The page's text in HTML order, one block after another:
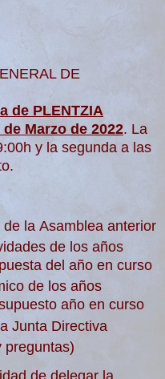
DE
de PLENTZIA
Marzo de 2022. La
y la segunda a las
de la Asamblea anterior
de los años
del año en curso
de los años
año en curso
Junta Directiva
preguntas)
de delegar la